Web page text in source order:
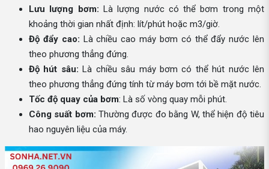
Lưu lượng bơm: Là lượng nước có thể bơm trong một
khoảng thời gian nhất định: lít/phút hoặc m3/giờ.
Độ đẩy cao: Là chiều cao máy bơm có thể đẩy nước lên
theo phương thẳng đứng.
Độ hút sâu: Là chiều sâu máy bơm có thể hút nước lên
theo phương thẳng đứng tính từ máy bơm tới bề mặt nước.
Tốc độ quay của bơm: Là số vòng quay mỗi phút.
Công suất bơm: Thường được đo bằng W, thể hiện độ tiêu
hao nguyên liệu của máy.